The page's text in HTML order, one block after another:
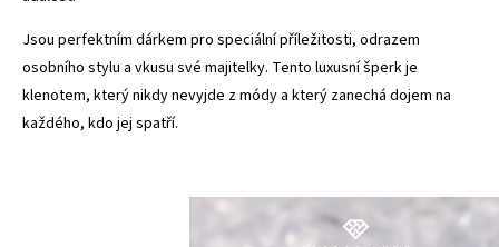
Jsou perfektním dárkem pro speciální příležitosti, odrazem
osobního stylu a vkusu své majitelky. Tento luxusní šperk je
klenotem, který nikdy nevyjde z módy a který zanechá dojem na
každého, kdo jej spatří.